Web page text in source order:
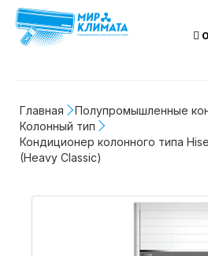
Главная
Полупромышленные
Колонный тип
Кондиционер колонного типа
(Heavy Classic)